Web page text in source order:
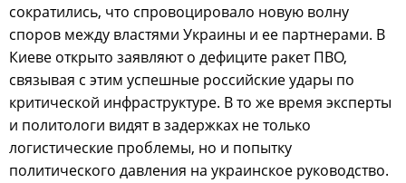
сократились, что спровоцировало новую волну
споров между властями Украины и ее партнерами. В
Киеве открыто заявляют о дефиците ракет ПВО,
связывая с этим успешные российские удары по
критической инфраструктуре. В то же время эксперты
и политологи видят в задержках не только
логистические проблемы, но и попытку
политического давления на украинское руководство.